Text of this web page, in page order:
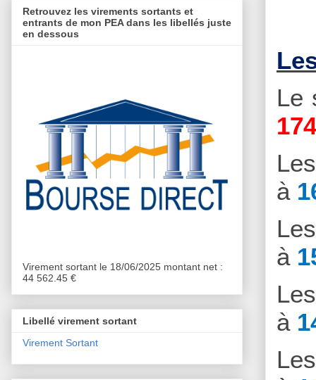
Le
à
à
à
Retrouvez les virements sortants et
entrants de mon PEA dans les libellés juste
en dessous
Virement sortant le 18/06/2025 montant net :
44 562.45 €
Libellé virement sortant
Virement Sortant